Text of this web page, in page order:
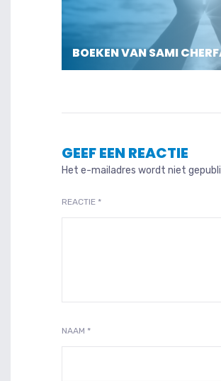
BOEKEN VAN SAMI
GEEF EEN REACTIE
Het e-mailadres wordt niet
REACTIE *
NAAM *